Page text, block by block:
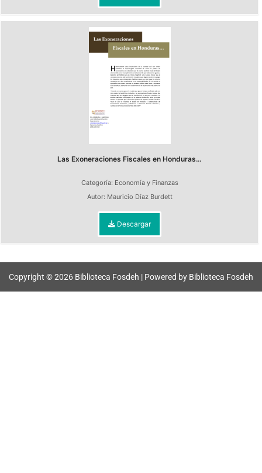
Las Exoneraciones Fiscales en Honduras…
Categoría: Economía y Finanzas
Autor: Mauricio Díaz Burdett
Descargar
Copyright © 2026 Biblioteca Fosdeh | Powered by Biblioteca Fosdeh